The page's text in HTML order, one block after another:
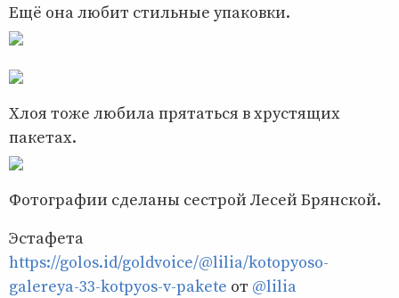
Ещё она любит стильные упаковки.
Хлоя тоже любила прятаться в хрустящих
пакетах.
Фотографии сделаны сестрой Лесей Брянской.
Эстафета
https://golos.id/goldvoice/@lilia/kotopyoso-
galereya-33-kotpyos-v-pakete от @lilia